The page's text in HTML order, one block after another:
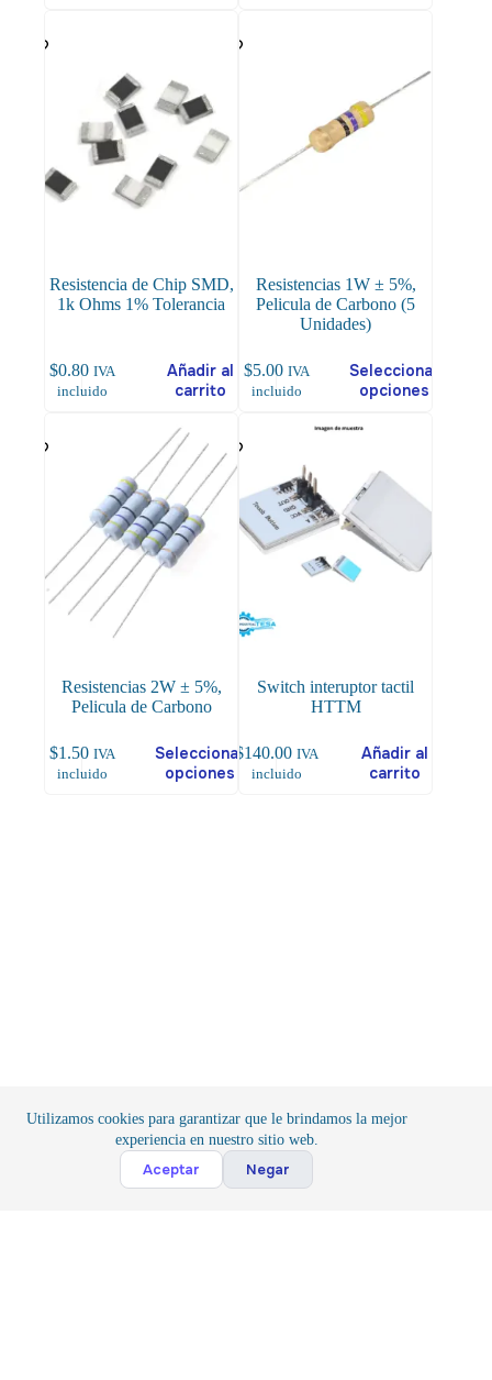
Utilizamos cookies para garantizar que le brindamos la mejor
experiencia en nuestro sitio web.
Aceptar Negar
Resistencia de Chip SMD,
1k Ohms 1% Tolerancia
$0.80 IVA
incluido
Añadir al
carrito
Resistencias 1W ± 5%,
Pelicula de Carbono (5
Unidades)
$5.00 IVA
incluido
Seleccionar
opciones
Este
producto
variantes.
Las
opciones
pueden
elegir
producto
Resistencias 2W ± 5%,
Pelicula de Carbono
$1.50 IVA
incluido
Seleccionar
opciones
Este
producto
Switch interuptor tactil
HTTM
$140.00 IVA
incluido
Añadir al
carrito